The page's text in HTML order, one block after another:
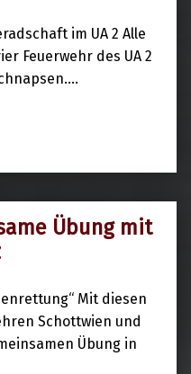
im UA 2 Alle
Feuerwehr des UA 2
Übung mit
Mit diesen
Schottwien und
Übung in